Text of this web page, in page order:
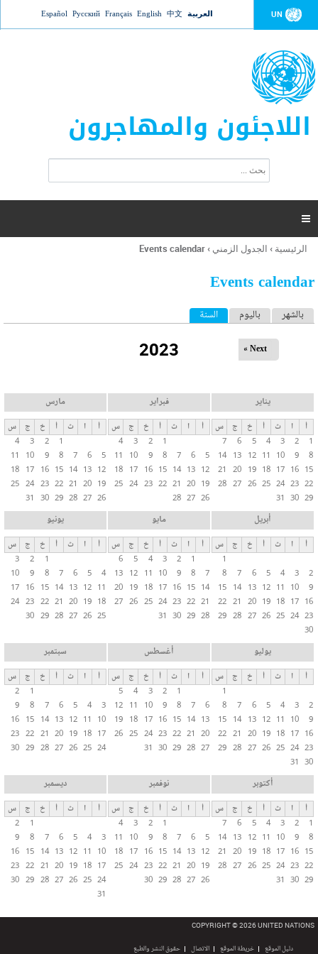
Jump to navigation UN العربية 中文
English
Français
Русский
Español
اللاجئون والمهاجرون
ت
ر
ل
ح
ب

أنت
هنا
الرئيسية › الجدول الزمني ›
Events calendar
Events calendar
ا
ب
ا
ت
ا
ل
أ
ا
س
ي
ة
بالشهر باليوم السنة (علامة التبويب النشطة)
2023 Next »
يناير
أ ا ث أ خ ج
س
1
2
3
4
5
6
7
8
9
10
11
12
13
14
15
16
17
18
19
20
21
22
23
24
25
26
27
28
29
30
31
فبراير
أ ا ث أ خ ج
س
1
2
3
4
5
6
7
8
9
10
11
12
13
14
15
16
17
18
19
20
21
22
23
24
25
26
27
28
مارس
أ ا ث أ خ ج
س
1
2
3
4
5
6
7
8
9
10
11
12
13
14
15
16
17
18
19
20
21
22
23
24
25
26
27
28
29
30
31
أبريل
أ ا ث أ خ ج
س
1
2
3
4
5
6
7
8
9
10
11
12
13
14
15
16
17
18
19
20
21
22
23
24
25
26
27
28
29
30
مايو
أ ا ث أ خ ج
س
1
2
3
4
5
6
7
8
9
10
11
12
13
14
15
16
17
18
19
20
21
22
23
24
25
26
27
28
29
30
31
يونيو
أ ا ث أ خ ج
س
1
2
3
4
5
6
7
8
9
10
11
12
13
14
15
16
17
18
19
20
21
22
23
24
25
26
27
28
29
30
يوليو
أ ا ث أ خ ج
س
1
2
3
4
5
6
7
8
9
10
11
12
13
14
15
16
17
18
19
20
21
22
23
24
25
26
27
28
29
30
31
أغسطس
أ ا ث أ خ ج
س
1
2
3
4
5
6
7
8
9
10
11
12
13
14
15
16
17
18
19
20
21
22
23
24
25
26
27
28
29
30
31
سبتمبر
أ ا ث أ خ ج
س
1
2
3
4
5
6
7
8
9
10
11
12
13
14
15
16
17
18
19
20
21
22
23
24
25
26
27
28
29
30
أكتوبر
أ ا ث أ خ ج
س
1
2
3
4
5
6
7
8
9
10
11
12
13
14
15
16
17
18
19
20
21
22
23
24
25
26
27
28
29
30
31
نوفمبر
أ ا ث أ خ ج
س
1
2
3
4
5
6
7
8
9
10
11
12
13
14
15
16
17
18
19
20
21
22
23
24
25
26
27
28
29
30
ديسمبر
أ ا ث أ خ ج
س
1
2
3
4
5
6
7
8
9
10
11
12
13
14
15
16
17
18
19
20
21
22
23
24
25
26
27
28
29
30
31
COPYRIGHT © 2026 UNITED NATIONS
دليل الموقع خريطة الموقع الاتصال حقوق النشر والطبع